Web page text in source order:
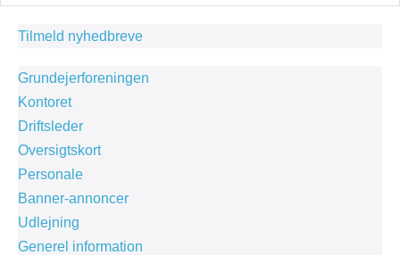
Tilmeld nyhedbreve
Grundejerforeningen
Kontoret
Driftsleder
Oversigtskort
Personale
Banner-annoncer
Udlejning
Generel information